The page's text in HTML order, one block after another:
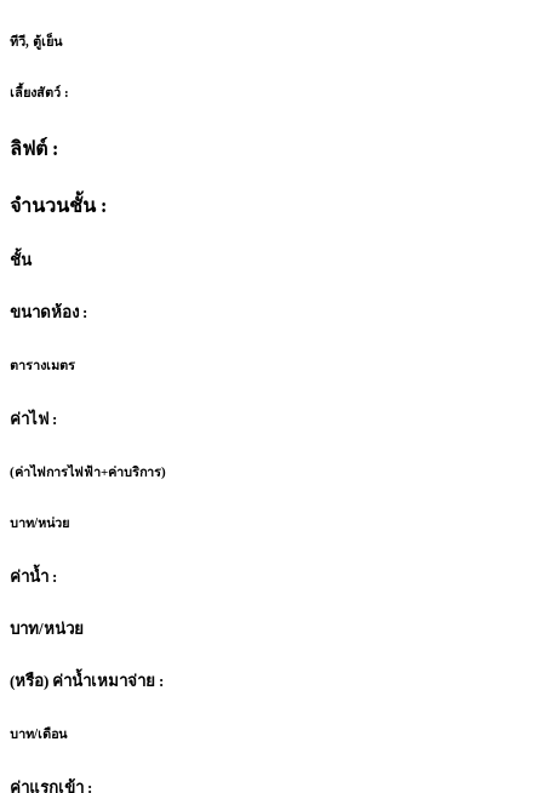
ทีวี, ตู้เย็น
เลี้ยงสัตว์ :
ลิฟต์ :
จำนวนชั้น :
ชั้น
ขนาดห้อง :
ตารางเมตร
ค่าไฟ :
(ค่าไฟการไฟฟ้า+ค่าบริการ)
บาท/หน่วย
ค่าน้ำ :
บาท/หน่วย
(หรือ) ค่าน้ำเหมาจ่าย :
บาท/เดือน
ค่าแรกเข้า :